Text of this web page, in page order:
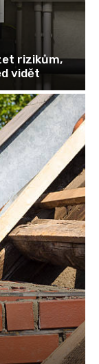
rizikům,
vidět